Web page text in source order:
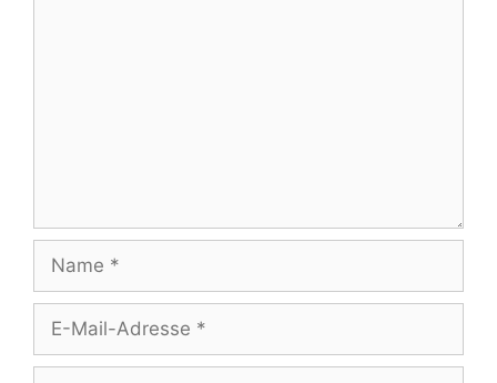
Mail-
Adresse